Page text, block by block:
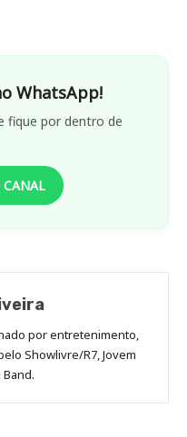
WhatsApp!
fique por dentro de
CANAL
por entretenimento,
Showlivre/R7, Jovem
Band.